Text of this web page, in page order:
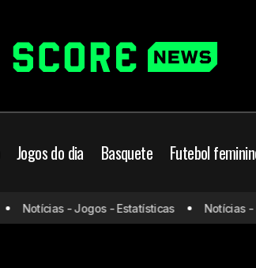
Jogos do dia Basquete Futebol
Vasco aposta em reforços caseiros e
movimentações no mercado
Notícias - Jogos - Estatísticas Notícias -